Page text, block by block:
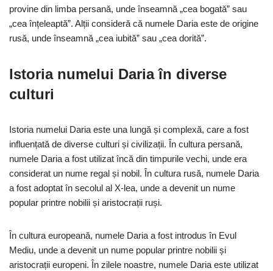
provine din limba persană, unde înseamnă „cea bogată” sau
„cea înțeleaptă”. Alții consideră că numele Daria este de origine
rusă, unde înseamnă „cea iubită” sau „cea dorită”.
Istoria numelui Daria în diverse
culturi
Istoria numelui Daria este una lungă și complexă, care a fost
influențată de diverse culturi și civilizații. În cultura persană,
numele Daria a fost utilizat încă din timpurile vechi, unde era
considerat un nume regal și nobil. În cultura rusă, numele Daria
a fost adoptat în secolul al X-lea, unde a devenit un nume
popular printre nobilii și aristocrații ruși.
În cultura europeană, numele Daria a fost introdus în Evul
Mediu, unde a devenit un nume popular printre nobilii și
aristocrații europeni. În zilele noastre, numele Daria este utilizat